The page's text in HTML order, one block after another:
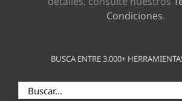
Condiciones.
BUSCA ENTRE 3.000+
Buscar: